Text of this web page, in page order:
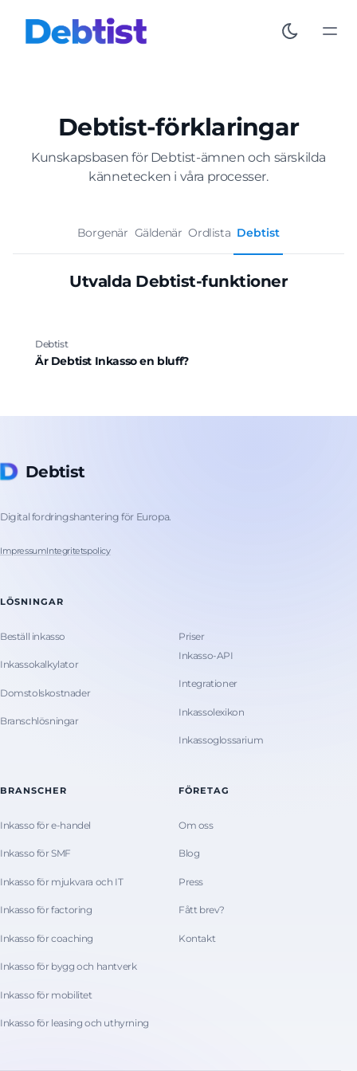
Debtist-förklaringar
Kunskapsbasen för Debtist-ämnen och särskilda
kännetecken i våra processer.
Borgenär Gäldenär Ordlista Debtist
Utvalda Debtist-funktioner
Debtist
Är Debtist Inkasso en bluff?
Debtist
Digital fordringshantering för Europa.
ImpressumIntegritetspolicy
LÖSNINGAR
Beställ inkasso
Inkassokalkylator
Domstolskostnader
Branschlösningar
Priser
Inkasso-API
Integrationer
Inkassolexikon
Inkassoglossarium
BRANSCHER
Inkasso för e-handel
Inkasso för SMF
Inkasso för mjukvara och IT
Inkasso för factoring
Inkasso för coaching
Inkasso för bygg och hantverk
Inkasso för mobilitet
Inkasso för leasing och uthyrning
FÖRETAG
Om oss
Blog
Press
Fått brev?
Kontakt